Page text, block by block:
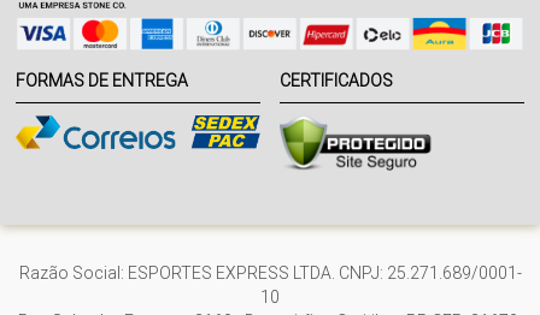
FORMAS DE ENTREGA CERTIFICADOS
Razão Social: ESPORTES EXPRESS LTDA. CNPJ: 25.271.689/0001-
10